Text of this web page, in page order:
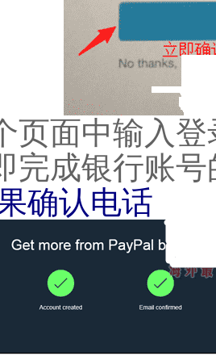
页面中输入
完成银行账号
确认电话